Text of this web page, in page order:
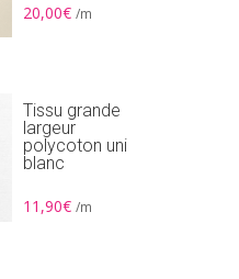
20,00€ /m
Tissu grande
largeur
polycoton uni
blanc
11,90€ /m